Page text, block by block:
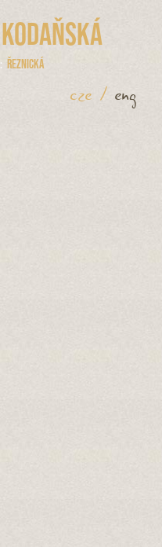
Kodaňská
Řeznická
cze / eng